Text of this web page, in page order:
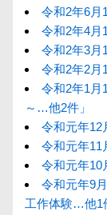
令和2年6月
令和2年4月
令和2年3月
令和2年2月
令和2年1月
～…他2件」
令和元年12
令和元年11
令和元年10
令和元年9
工作体験…他1